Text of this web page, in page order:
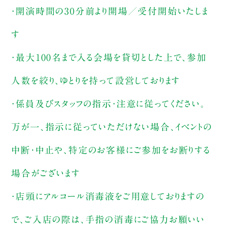
・開演時間の30分前より開場／受付開始いたしま
す
・最大100名まで入る会場を貸切とした上で、参加
人数を絞り、ゆとりを持って設営しております
・係員及びスタッフの指示・注意に従ってください。
万が一、指示に従っていただけない場合、イベントの
中断・中止や、特定のお客様にご参加をお断りする
場合がございます
・店頭にアルコール消毒液をご用意しておりますの
で、ご入店の際は、手指の消毒にご協力お願いい